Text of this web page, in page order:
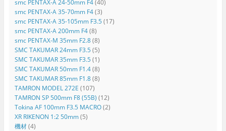
smc PENTAX-A 24-50mm F4(40)
smc PENTAX-A 35-70mm F4(3)
smc PENTAX-A 35-105mm F3.5(17)
smc PENTAX-A 200mm F4(8)
smc PENTAX-M 35mm F2.8(8)
SMC TAKUMAR 24mm F3.5(5)
SMC TAKUMAR 35mm F3.5(1)
SMC TAKUMAR 50mm F1.4(8)
SMC TAKUMAR 85mm F1.8(8)
TAMRON MODEL 272E (107)
TAMRON SP 500mm F8 (55B) (12)
Tokina AF 100mm F3.5 MACRO(2)
XR RIKENON 1:2 50mm(5)
機材(4)